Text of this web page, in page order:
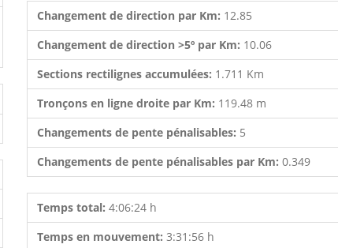
Changement de direction par Km: 12.85
Changement de direction >5º par Km: 10.06
Sections rectilignes accumulées: 1.711 Km
Tronçons en ligne droite par Km: 119.48 m
Changements de pente pénalisables: 5
Changements de pente pénalisables par Km: 0.349
Temps total: 4:06:24 h
Temps en mouvement: 3:31:56 h